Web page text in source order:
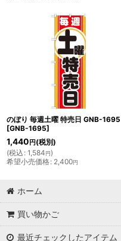
のぼり 毎週土曜 特売日 GNB-1695
[GNB-1695]
1,440 円 (税別)
(税込 : 1,584円)
希望小売価格: 2,400円
ホーム
買い物かご
最近チェックしたアイテム